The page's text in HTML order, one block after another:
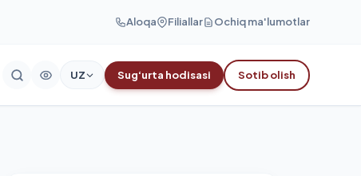
Aloqa Filiallar Ochiq ma'lumotlar
UZ Sug‘urta hodisasi Sotib olish